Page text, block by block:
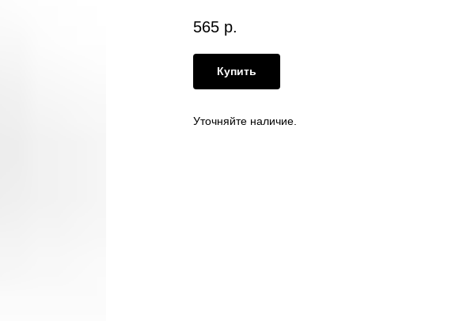
565 р.
Купить
Уточняйте наличие.